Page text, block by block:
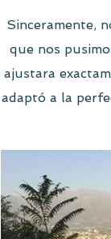
Sinceramente,
que nos
ajustara
adaptó a la